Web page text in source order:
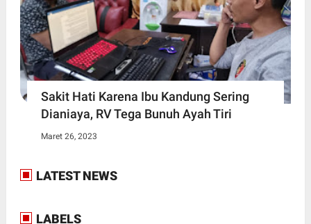
Sakit Hati Karena Ibu Kandung Sering
Dianiaya, RV Tega Bunuh Ayah Tiri
Maret 26, 2023
LATEST NEWS
LABELS